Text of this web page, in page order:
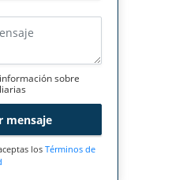
sobre
mensaje
los Términos de